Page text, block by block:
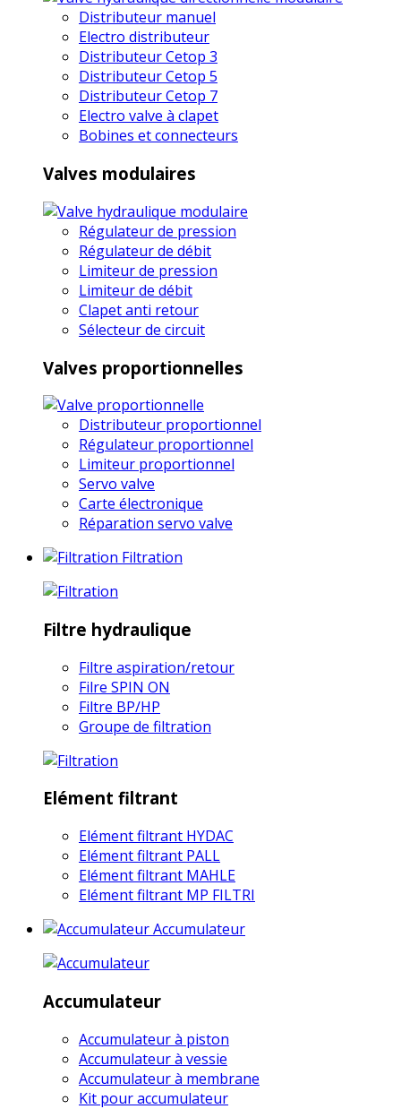
Distributeur manuel
Electro distributeur
Distributeur Cetop 3
Distributeur Cetop 5
Distributeur Cetop 7
Electro valve à clapet
Bobines et connecteurs
Valves modulaires
Régulateur de pression
Régulateur de débit
Limiteur de pression
Limiteur de débit
Clapet anti retour
Sélecteur de circuit
Valves proportionnelles
Distributeur proportionnel
Régulateur proportionnel
Limiteur proportionnel
Servo valve
Carte électronique
Réparation servo valve
Filtration
Filtre hydraulique
Filtre aspiration/retour
Filre SPIN ON
Filtre BP/HP
Groupe de filtration
Elément filtrant
Elément filtrant HYDAC
Elément filtrant PALL
Elément filtrant MAHLE
Elément filtrant MP FILTRI
Accumulateur
Accumulateur
Accumulateur à piston
Accumulateur à vessie
Accumulateur à membrane
Kit pour accumulateur